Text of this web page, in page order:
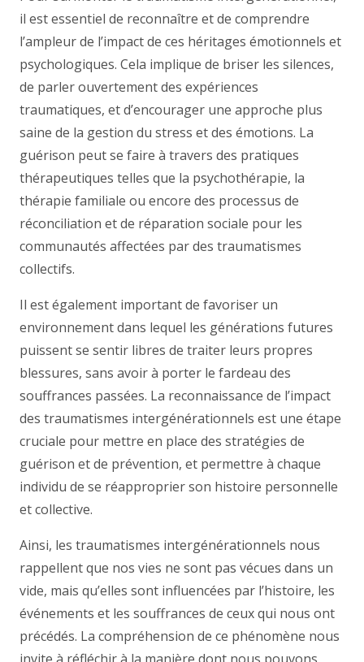
il est essentiel de reconnaître et de comprendre
l’ampleur de l’impact de ces héritages émotionnels et
psychologiques. Cela implique de briser les silences,
de parler ouvertement des expériences
traumatiques, et d’encourager une approche plus
saine de la gestion du stress et des émotions. La
guérison peut se faire à travers des pratiques
thérapeutiques telles que la psychothérapie, la
thérapie familiale ou encore des processus de
réconciliation et de réparation sociale pour les
communautés affectées par des traumatismes
collectifs.
Il est également important de favoriser un
environnement dans lequel les générations futures
puissent se sentir libres de traiter leurs propres
blessures, sans avoir à porter le fardeau des
souffrances passées. La reconnaissance de l’impact
des traumatismes intergénérationnels est une étape
cruciale pour mettre en place des stratégies de
guérison et de prévention, et permettre à chaque
individu de se réapproprier son histoire personnelle
et collective.
Ainsi, les traumatismes intergénérationnels nous
rappellent que nos vies ne sont pas vécues dans un
vide, mais qu’elles sont influencées par l’histoire, les
événements et les souffrances de ceux qui nous ont
précédés. La compréhension de ce phénomène nous